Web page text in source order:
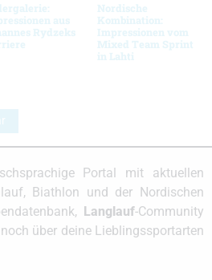
aus
Rydzeks
Nordische
Kombination:
Impressionen vom
Mixed Team Sprint
in Lahti
Portal mit aktuellen
Biathlon und der Nordischen
Langlauf-Community
über deine Lieblingssportarten